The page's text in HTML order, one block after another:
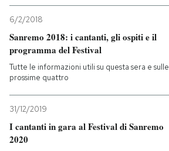
SHOP
CALENDARIO
AREA PERSONALE
6/2/2018
Sanremo 2018: i cantanti, gli ospiti e il
programma del Festival
Tutte le informazioni utili su questa sera e sulle
prossime quattro
31/12/2019
I cantanti in gara al Festival di Sanremo
2020